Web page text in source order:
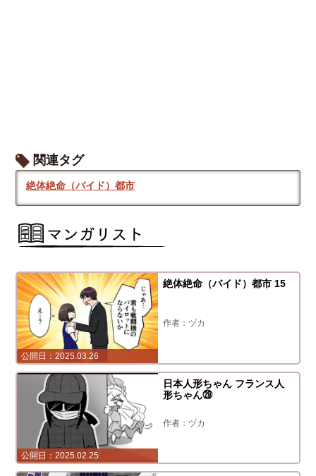
関連タグ
絶体絶命（バイド）都市
2025.03.26
絶体絶命（バイド）都市 15
ヅカ
2025.02.25
日本人形ちゃん フランス人
形ちゃん㉙
ヅカ